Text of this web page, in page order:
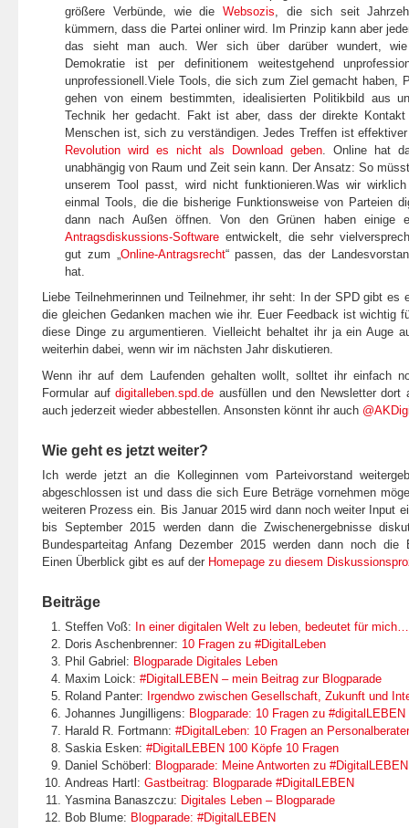
größere Verbünde, wie dieWebsozis , die sich seit
kümmern, dass die Partei onliner wird. Im Prinzip kann aber
das sieht man auch. Wer sich über darüber wundert,
Demokratie ist per definitionem weitestgehend
unprofessionell.Viele Tools, die sich zum Ziel gemacht haben,
gehen von einem bestimmten, idealisierten Politikbild aus
Technik her gedacht. Fakt ist aber, dass der direkte
Menschen ist, sich zu verständigen. Jedes Treffen ist
Revolution wird es nicht als Download geben . Online hat
unabhängig von Raum und Zeit sein kann. Der Ansatz: So
unserem Tool passt, wird nicht funktionieren.Was wir
einmal Tools, die die bisherige Funktionsweise von Parteien
dann nach Außen öffnen. Von den Grünen haben einige
Antragsdiskussions-Software entwickelt, die sehr
gut zum „ Online-Antragsrecht“ passen, das der
hat.
Liebe Teilnehmerinnen und Teilnehmer, ihr seht: In der SPD gibt es
die gleichen Gedanken machen wie ihr. Euer Feedback ist wichtig
diese Dinge zu argumentieren. Vielleicht behaltet ihr ja ein Auge
weiterhin dabei, wenn wir im nächsten Jahr diskutieren.
Wenn ihr auf dem Laufenden gehalten wollt, solltet ihr einfach
Formular aufdigitalleben.spd.de ausfüllen und den Newsletter dort
auch jederzeit wieder abbestellen. Ansonsten könnt ihr auch
Wie geht es jetzt weiter?
Ich werde jetzt an die Kolleginnen vom Parteivorstand
abgeschlossen ist und dass die sich Eure Beträge vornehmen
weiteren Prozess ein. Bis Januar 2015 wird dann noch weiter Input
bis September 2015 werden dann die Zwischenergebnisse
Bundesparteitag Anfang Dezember 2015 werden dann noch die
Einen Überblick gibt es auf der Homepage zu diesem
Beiträge
Steffen Voß: In einer digitalen Welt zu leben, bedeutet für mich…
Doris Aschenbrenner: 10 Fragen zu #DigitalLeben
Phil Gabriel: Blogparade Digitales Leben
Maxim Loick: #DigitalLEBEN – mein Beitrag zur Blogparade
Roland Panter: Irgendwo zwischen Gesellschaft, Zukunft und
Johannes Jungilligens: Blogparade: 10 Fragen zu #digitalLEBEN
Harald R. Fortmann: #DigitalLeben: 10 Fragen an
Saskia Esken: #DigitalLEBEN 100 Köpfe 10 Fragen
Daniel Schöberl: Blogparade: Meine Antworten zu #DigitalLEBEN
Andreas Hartl: Gastbeitrag: Blogparade #DigitalLEBEN
Yasmina Banaszczu: Digitales Leben – Blogparade
Bob Blume: Blogparade: #DigitalLEBEN